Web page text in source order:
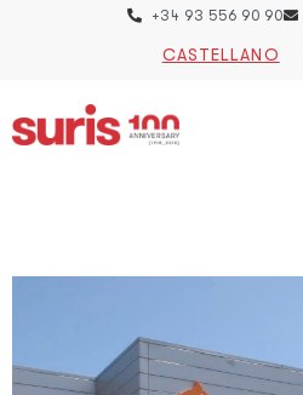
+34 93 556 90 90
CASTELLANO